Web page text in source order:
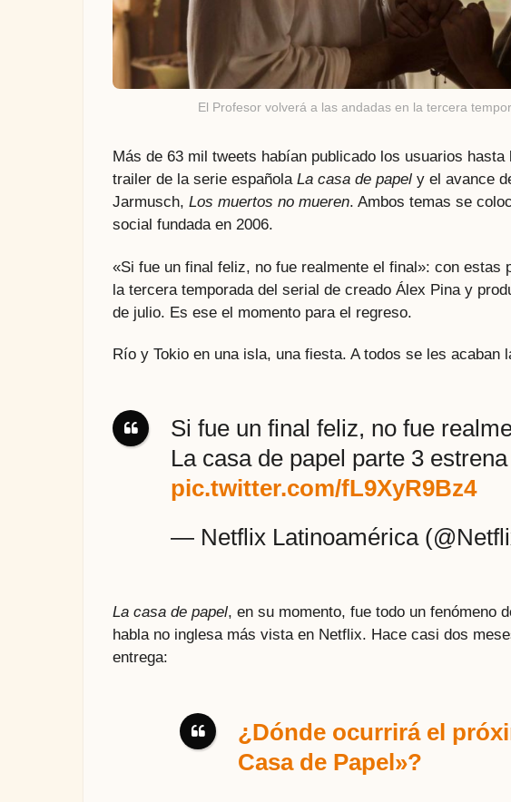
El Profesor volverá a las andadas en la tercera
Más de 63 mil tweets habían publicado los usuarios
trailer de la serie española La casa de papel y el avance
Jarmusch, Los muertos no mueren. Ambos temas se
social fundada en 2006.
«Si fue un final feliz, no fue realmente el final»: con
la tercera temporada del serial de creado Álex Pina y
de julio. Es ese el momento para el regreso.
Río y Tokio en una isla, una fiesta. A todos se les
Si fue un final feliz, no fue
La casa de papel parte 3
pic.twitter.com/fL9XyR9Bz4
— Netflix Latinoamérica
La casa de papel, en su momento, fue todo un fenómeno
habla no inglesa más vista en Netflix. Hace casi dos
entrega:
¿Dónde ocurrirá el
Casa de Papel»?